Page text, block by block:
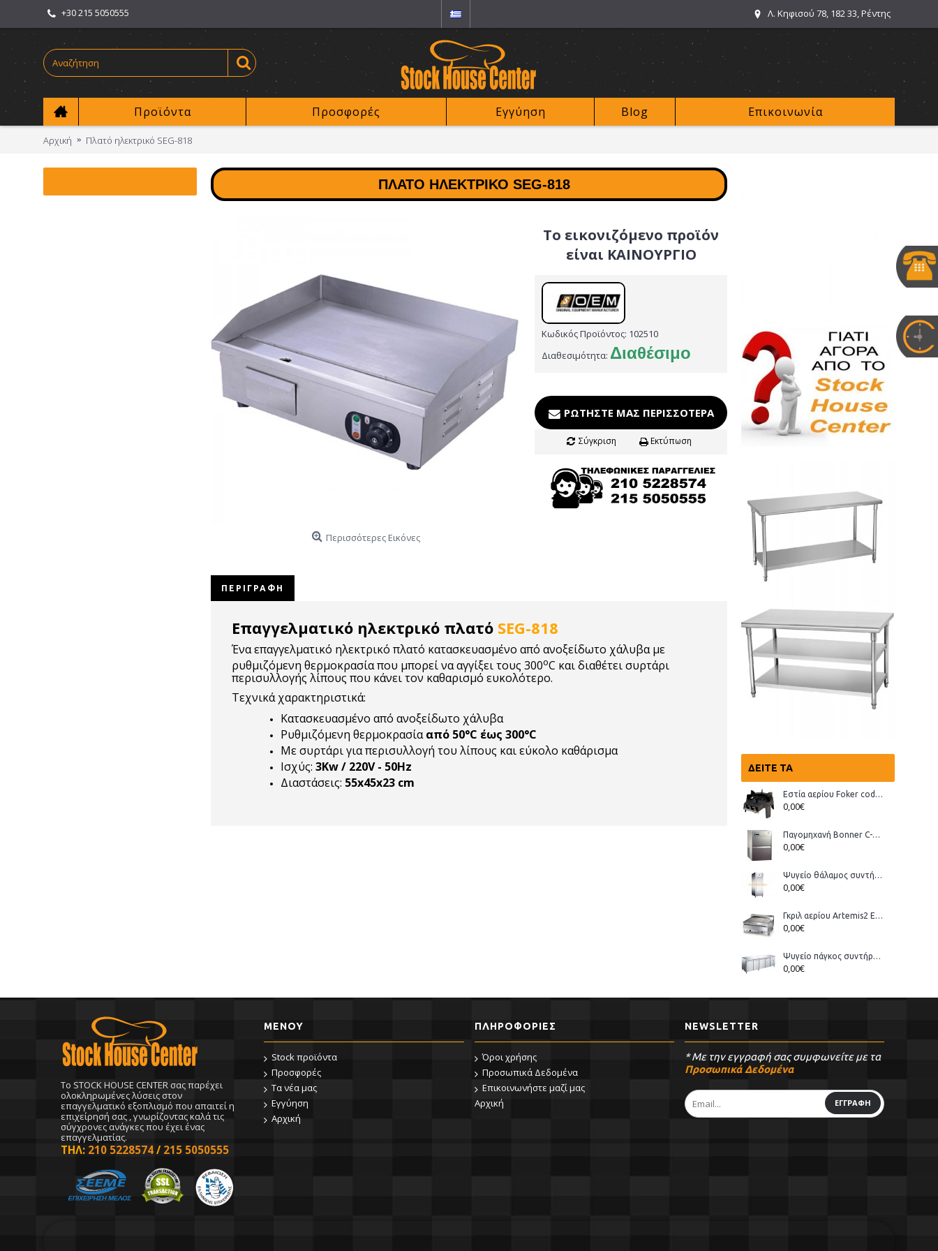
+30 215 5050555 Λ. Κηφισού 78, 182 33, Ρέντης
Προϊόντα Προσφορές Εγγύηση Blog Επικοινωνία
Αρχική Πλατό ηλεκτρικό SEG-818
ΔΕΊΤΕ ΤΑ
Εστία αερίου Foker cod.03200 Wok
0,00€
Παγομηχανή Bonner C-70, Ανάδευσης (παγάκι με τρύπα)
0,00€
Ψυγείο θάλαμος συντήρηση Bonner GMT-70
0,00€
Γκριλ αερίου Artemis2 ECO
0,00€
Ψυγείο πάγκος συντήρηση Bonner GM-400 διάστ.223x70x86cm
0,00€
ΠΛΑΤΌ ΗΛΕΚΤΡΙΚΌ SEG-818
Περισσότερες Εικόνες
Το εικονιζόμενο προϊόν
είναι ΚΑΙΝΟΥΡΓΙΟ
Κωδικός Προϊόντος: 102510
Διαθεσιμότητα: Διαθέσιμο
ΡΩΤΉΣΤΕ ΜΑΣ ΠΕΡΙΣΣΌΤΕΡΑ
Σύγκριση Εκτύπωση
ΠΕΡΙΓΡΑΦΉ
Επαγγελματικό ηλεκτρικό πλατό SEG-818
Ένα επαγγελματικό ηλεκτρικό πλατό κατασκευασμένο από ανοξείδωτο χάλυβα με
ρυθμιζόμενη θερμοκρασία που μπορεί να αγγίξει τους 300οC και διαθέτει συρτάρι
περισυλλογής λίπους που κάνει τον καθαρισμό ευκολότερο.
Τεχνικά χαρακτηριστικά:
Κατασκευασμένο από ανοξείδωτο χάλυβα
Ρυθμιζόμενη θερμοκρασίααπό 50°C έως 300°C
Με συρτάρι για περισυλλογή του λίπους και εύκολο καθάρισμα
Ισχύς: 3Kw / 220V - 50Ηz
Διαστάσεις: 55x45x23 cm
To STOCK HOUSE CENTER σας παρέχει
ολοκληρωμένες λύσεις στον
επαγγελματικό εξοπλισμό που απαιτεί η
επιχείρησή σας , γνωρίζοντας καλά τις
σύγχρονες ανάγκες που έχει ένας
επαγγελματίας.
ΤΗΛ: 210 5228574 / 215 5050555
ΜΕΝΟΥ
Stock προϊόντα
Προσφορές
Τα νέα μας
Εγγύηση
Αρχική
ΠΛΗΡΟΦΟΡΊΕΣ
Όροι χρήσης
Προσωπικά Δεδομένα
Επικοινωνήστε μαζί μας
Αρχική
NEWSLETTER
* Με την εγγραφή σας συμφωνείτε με τα
Προσωπικά Δεδομένα
ΕΓΓΡΑΦΗ